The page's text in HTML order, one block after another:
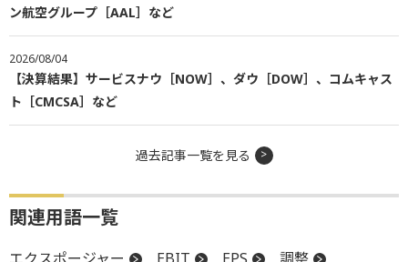
ン航空グループ［AAL］など
2026/08/04
【決算結果】サービスナウ［NOW］、ダウ［DOW］、コムキャス
ト［CMCSA］など
過去記事一覧を見る
関連用語一覧